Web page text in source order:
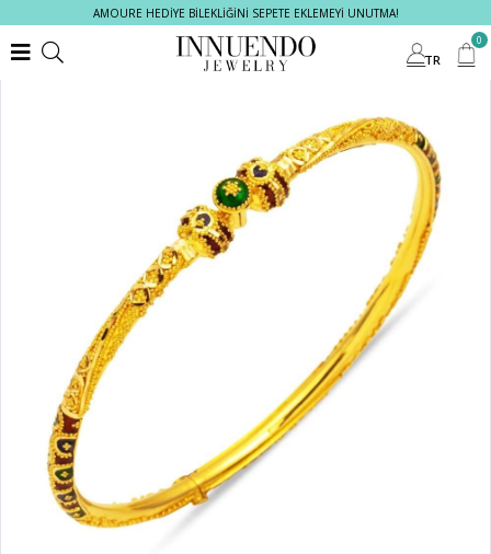
AMOURE HEDİYE BİLEKLİĞİNİ SEPETE EKLEMEYİ UNUTMA!
TR
0